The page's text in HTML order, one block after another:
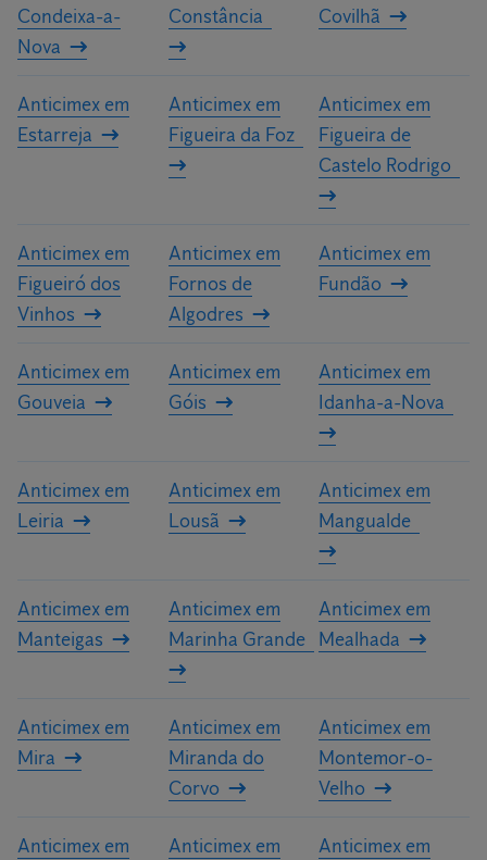
Condeixa-a-
Nova
Constância
Covilhã
Anticimex em
Estarreja
Anticimex em
Figueira da Foz
Anticimex em
Figueira de
Castelo Rodrigo
Anticimex em
Figueiró dos
Vinhos
Anticimex em
Fornos de
Algodres
Anticimex em
Fundão
Anticimex em
Gouveia
Anticimex em
Góis
Anticimex em
Idanha-a-Nova
Anticimex em
Leiria
Anticimex em
Lousã
Anticimex em
Mangualde
Anticimex em
Manteigas
Anticimex em
Marinha Grande
Anticimex em
Mealhada
Anticimex em
Mira
Anticimex em
Miranda do
Corvo
Anticimex em
Montemor-o-
Velho
Anticimex em
Anticimex em
Anticimex em